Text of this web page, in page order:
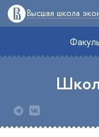
Высшая школа